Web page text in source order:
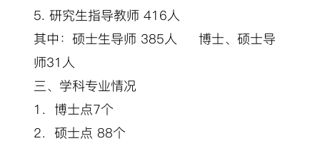
5. 研究生指导教师 416人
其中：硕士生导师 385人
博士、硕士导
师31 人
三、学科专业情况
1 ．博士点7个
2．硕士点 88个